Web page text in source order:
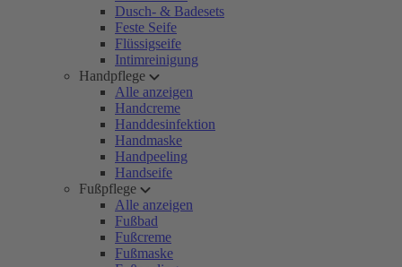
Dusch- & Badesets
Feste Seife
Flüssigseife
Intimreinigung
Handpflege
Alle anzeigen
Handcreme
Handdesinfektion
Handmaske
Handpeeling
Handseife
Fußpflege
Alle anzeigen
Fußbad
Fußcreme
Fußmaske